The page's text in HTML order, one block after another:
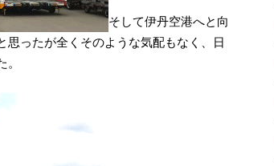
そして伊丹空港へと向
ったが全くそのような気配もなく、日